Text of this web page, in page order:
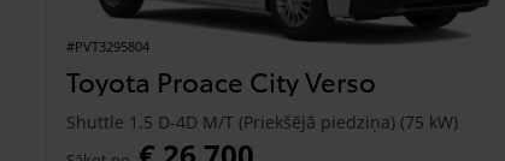
#PVT3295804
Toyota Proace City Verso
Shuttle 1.5 D-4D M/T (Priekšējā piedziņa) (75 kW)